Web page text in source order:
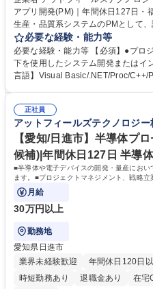
アプリ開発(PM)｜年間休日127日・福利厚生充実 仕事
生産・品質系システムのPMとして
折衝、人材育成まで幅広く担います
て携わり、現場の課題解決をリードする重要
産管理や品質管理システムのPMと
す。顧客への企画提案から設計、運
言語】Visual Basic/.NET/Proc/C++/
ル】Oracle DB/SQLなど 募集職種 【富山/魚津】SE/アプリ開発(PM)｜年
間休日127日・福利厚生充実
必要な経験・能力等
必要な経験・能力等 【必須】●プロ
下を使用したシステム開発またはイ
言語】Visual Basic/.NET/Proc/C++/
■論理的思考力があり、強いリーダ
り、コミュニケーション能力のある方 学歴・資格 学歴：大学院 大学
語学力： 資格：
正社員
アットフィールズテクノロジー
【愛知/日進市】半導体プ
候補)|年間休日127日 半導
■半導体や電子デバイスの開発・量産にお
ます。■プロジェクトマネジメント、戦略立
月給
30万円以上
勤務地
愛知県日進市
業界未経験歓迎
年間休日120日
時短勤務あり
退職金あり 在宅